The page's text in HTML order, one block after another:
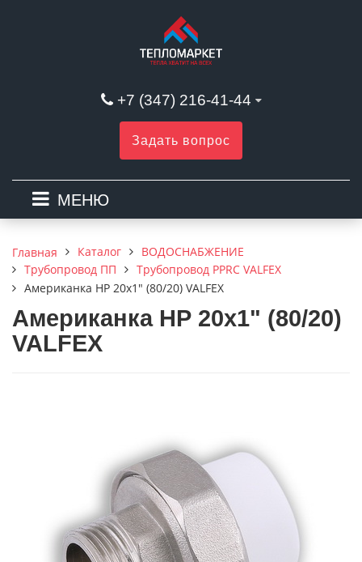
+7 (347) 216-41-44
Задать вопрос
МЕНЮ
Главная Каталог
ВОДОСНАБЖЕНИЕ
Трубопровод ПП
Трубопровод PPRC VALFEX
Американка НР 20х1" (80/20) VALFEX
Американка НР 20х1" (80/20)
VALFEX